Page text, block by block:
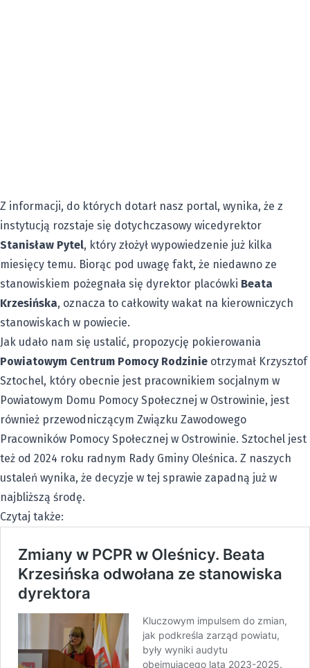
Z informacji, do których dotarł nasz portal, wynika, że z
instytucją rozstaje się dotychczasowy wicedyrektor
Stanisław Pytel, który złożył wypowiedzenie już kilka
miesięcy temu. Biorąc pod uwagę fakt, że niedawno ze
stanowiskiem pożegnała się dyrektor placówki Beata
Krzesińska, oznacza to całkowity wakat na kierowniczych
stanowiskach w powiecie.
Jak udało nam się ustalić, propozycję pokierowania
Powiatowym Centrum Pomocy Rodzinie otrzymał Krzysztof
Sztochel, który obecnie jest pracownikiem socjalnym w
Powiatowym Domu Pomocy Społecznej w Ostrowinie, jest
również przewodniczącym Związku Zawodowego
Pracowników Pomocy Społecznej w Ostrowinie. Sztochel jest
też od 2024 roku radnym Rady Gminy Oleśnica. Z naszych
ustaleń wynika, że decyzje w tej sprawie zapadną już w
najbliższą środę.
Czytaj także: